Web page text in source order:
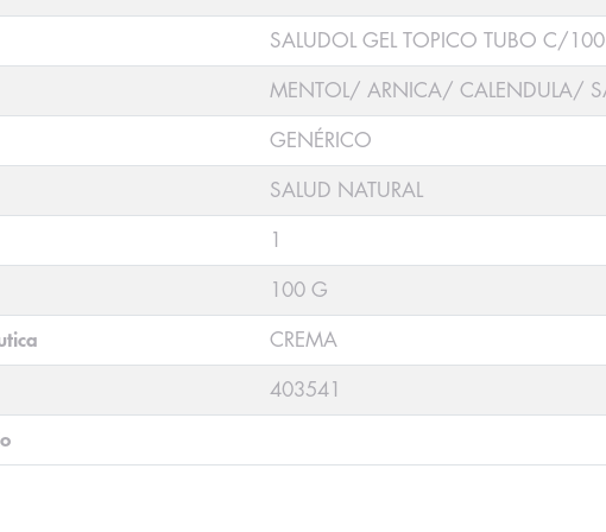
SALUDOL GEL TOPICO TUBO C/
MENTOL/ ARNICA/ CALENDULA/
GENÉRICO
SALUD NATURAL
1
100 G
CREMA
403541